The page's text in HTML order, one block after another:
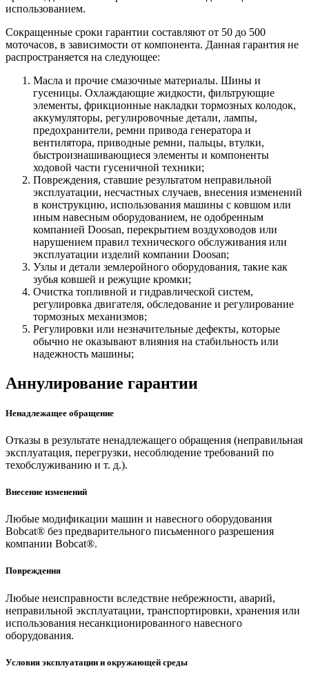
использованием.
Сокращенные сроки гарантии составляют от 50 до 500
моточасов, в зависимости от компонента. Данная гарантия не
распространяется на следующее:
Масла и прочие смазочные материалы. Шины и
гусеницы. Охлаждающие жидкости, фильтрующие
элементы, фрикционные накладки тормозных колодок,
аккумуляторы, регулировочные детали, лампы,
предохранители, ремни привода генератора и
вентилятора, приводные ремни, пальцы, втулки,
быстроизнашивающиеся элементы и компоненты
ходовой части гусеничной техники;
Повреждения, ставшие результатом неправильной
эксплуатации, несчастных случаев, внесения изменений
в конструкцию, использования машины с ковшом или
иным навесным оборудованием, не одобренным
компанией Doosan, перекрытием воздуховодов или
нарушением правил технического обслуживания или
эксплуатации изделий компании Doosan;
Узлы и детали землеройного оборудования, такие как
зубья ковшей и режущие кромки;
Очистка топливной и гидравлической систем,
регулировка двигателя, обследование и регулирование
тормозных механизмов;
Регулировки или незначительные дефекты, которые
обычно не оказывают влияния на стабильность или
надежность машины;
Аннулирование гарантии
Ненадлежащее обращение
Отказы в результате ненадлежащего обращения (неправильная
эксплуатация, перегрузки, несоблюдение требований по
техобслуживанию и т. д.).
Внесение изменений
Любые модификации машин и навесного оборудования
Bobcat® без предварительного письменного разрешения
компании Bobcat®.
Повреждения
Любые неисправности вследствие небрежности, аварий,
неправильной эксплуатации, транспортировки, хранения или
использования несанкционированного навесного
оборудования.
Условия эксплуатации и окружающей среды